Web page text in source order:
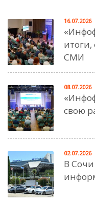
СМИ
16.07.2026
свою
08.07.2026
В
02.07.2026